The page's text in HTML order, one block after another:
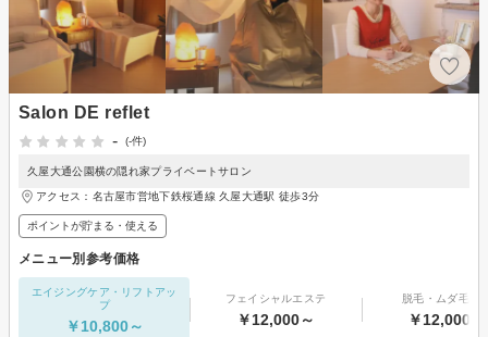
Salon DE reflet
-
(-件)
久屋大通公園横の隠れ家プライベートサロン
アクセス：名古屋市営地下鉄桜通線 久屋大通駅 徒歩3分
ポイントが貯まる・使える
メニュー別参考価格
エイジングケア・リフトアッ
プ
￥10,800～
フェイシャルエステ
￥12,000～
脱毛・ムダ毛処
￥12,000～